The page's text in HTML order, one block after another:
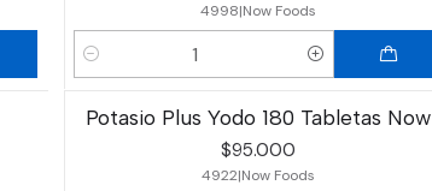
4998|Now Foods
Cantidad
Potasio Plus Yodo 180 Tabletas Now
$95.000
4922|Now Foods